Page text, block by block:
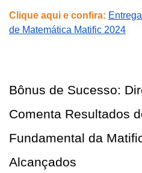
Clique aqui e confira:
de Matemática Matific 2024
Bônus de Sucesso:
Comenta Resultados
Fundamental da
Alcançados